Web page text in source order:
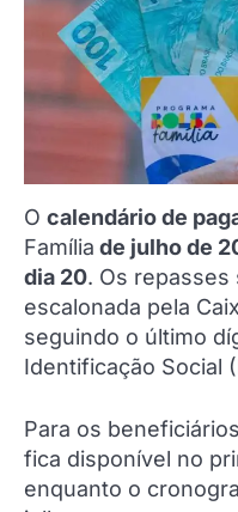
O calendário de
Família de julho de
dia 20. Os
escalonada pela
seguindo o último
Identificação Social
Para os
fica disponível no
enquanto o